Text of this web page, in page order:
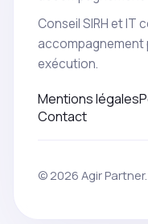
Conseil SIRH et IT
accompagnement
exécution.
Mentions légales
Contact
© 2026 Agir